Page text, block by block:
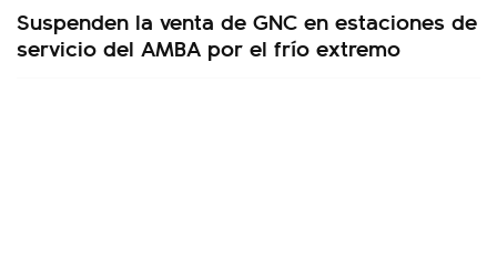
Suspenden la venta de GNC en estaciones de
servicio del AMBA por el frío extremo